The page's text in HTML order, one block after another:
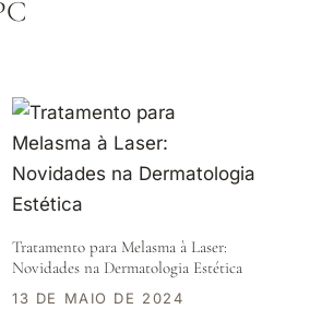
Tratamento para Melasma à Laser:
Novidades na Dermatologia Estética
13 DE MAIO DE 2024